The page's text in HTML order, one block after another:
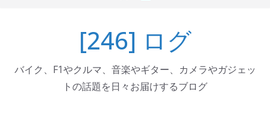
器エフェクターが返礼品でもらえる！
Italjet Dragster 200のフロントISSサスの動きが判ったら
コーナリングが楽しくなった
[246] ログ
バイク、F1やクルマ、音楽やギター、カメラやガジェッ
トの話題を日々お届けするブログ